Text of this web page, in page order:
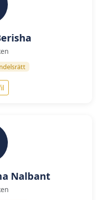
Nalbant